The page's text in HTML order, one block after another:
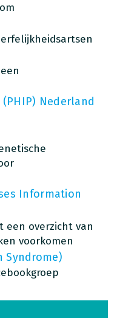
Nederland
Information
een overzicht van
voorkomen
Syndrome)